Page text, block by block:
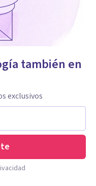
también en
exclusivos